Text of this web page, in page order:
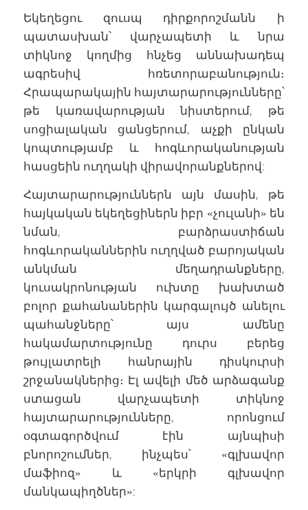
Եկեղեցու զուսպ դիրքորոշմանն ի
պատասխան՝ վարչապետի և նրա
տիկնոջ կողմից հնչեց աննախադեպ
ագրեսիվ հռետորաբանություն։
Հրապարակային հայտարարությունները՝
թե կառավարության նիստերում, թե
սոցիալական ցանցերում, աչքի ընկան
կոպտությամբ և հոգևորականության
հասցեին ուղղակի վիրավորանքներով:
Հայտարարություններն այն մասին, թե
հայկական եկեղեցիներն իբր «չուլանի» են
նման, բարձրաստիճան
հոգևորականներին ուղղված բարոյական
անկման մեղադրանքները,
կուսակրոնության ուխտը խախտած
բոլոր քահանաներին կարգալույծ անելու
պահանջները՝ այս ամենը
հակամարտությունը դուրս բերեց
թույլատրելի հանրային դիսկուրսի
շրջանակներից։ Էլ ավելի մեծ արձագանք
ստացան վարչապետի տիկնոջ
հայտարարությունները, որոնցում
օգտագործվում էին այնպիսի
բնորոշումներ, ինչպես՝ «գլխավոր
մաֆիոզ» և «երկրի գլխավոր
մանկապիղծներ»: